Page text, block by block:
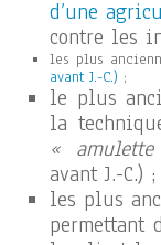
d’une
contre les
les plus
avant J.-C.) ;
le plus
la
«
avant J.-C.) ;
les plus
permettant